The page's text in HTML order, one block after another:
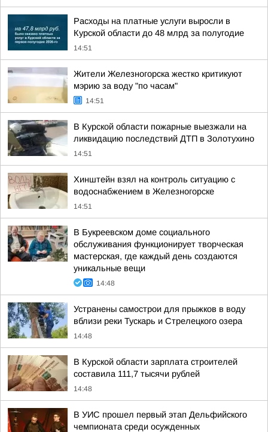
Расходы на платные услуги выросли в
Курской области до 48 млрд за полугодие
14:51
Жители Железногорска жестко критикуют
мэрию за воду "по часам"
14:51
В Курской области пожарные выезжали на
ликвидацию последствий ДТП в Золотухино
14:51
Хинштейн взял на контроль ситуацию с
водоснабжением в Железногорске
14:51
В Букреевском доме социального
обслуживания функционирует творческая
мастерская, где каждый день создаются
уникальные вещи
14:48
Устранены самострои для прыжков в воду
вблизи реки Тускарь и Стрелецкого озера
14:48
В Курской области зарплата строителей
составила 111,7 тысячи рублей
14:48
В УИС прошел первый этап Дельфийского
чемпионата среди осужденных